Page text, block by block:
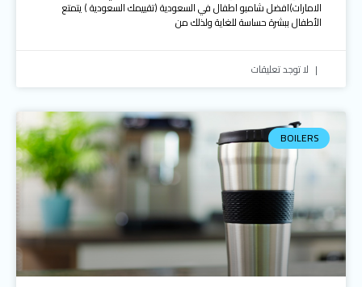
الامارات)افضل شامبو اطفال في السعودية (تقييمك السعودية ) يتمتع
الأطفال ببشرة حساسة للغاية ولذلك من
لا توجد تعليقات
BOILERS